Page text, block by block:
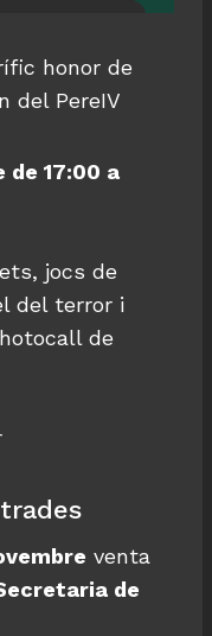
honor de
del PereIV
de 17:00 a
jocs de
del terror i
de
venta
de